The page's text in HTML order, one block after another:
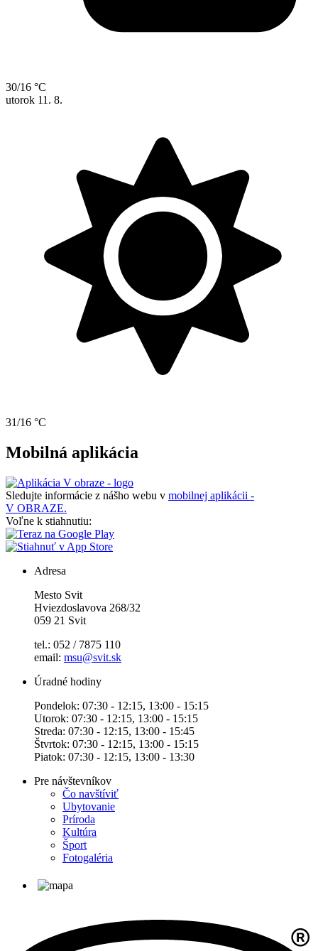
30/16 °C
utorok 11. 8.
31/16 °C
Mobilná aplikácia
Sledujte informácie z nášho webu v mobilnej aplikácii -
V OBRAZE.
Voľne k stiahnutiu:
Adresa
Mesto Svit
Hviezdoslavova 268/32
059 21 Svit
tel.: 052 / 7875 110
email: msu@svit.sk
Úradné hodiny
Pondelok: 07:30 - 12:15, 13:00 - 15:15
Utorok: 07:30 - 12:15, 13:00 - 15:15
Streda: 07:30 - 12:15, 13:00 - 15:45
Štvrtok: 07:30 - 12:15, 13:00 - 15:15
Piatok: 07:30 - 12:15, 13:00 - 13:30
Pre návštevníkov
Čo navštíviť
Ubytovanie
Príroda
Kultúra
Šport
Fotogaléria